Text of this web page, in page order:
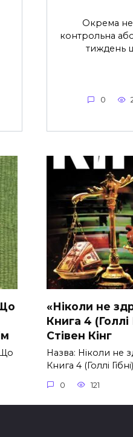
Окрема
контрольна
тиждень
0
«Ніколи не
Книга 4 (Голлі
Стівен Кінг
Назва: Ніколи не
Книга 4 (Голлі
0 121